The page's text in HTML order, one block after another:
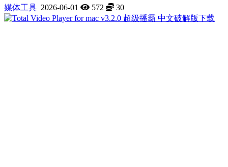
媒体工具 2026-06-01 572 30